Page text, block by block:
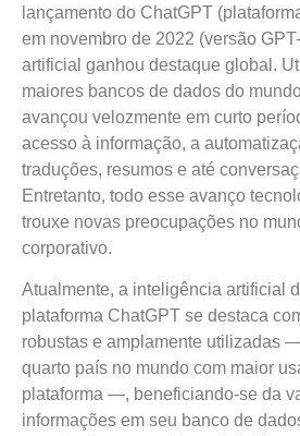
lançamento do ChatGPT
em novembro de 2022 (versão
artificial ganhou destaque global.
maiores bancos de dados do
avançou velozmente em curto
acesso à informação, a
traduções, resumos e até
Entretanto, todo esse avanço
trouxe novas preocupações no
corporativo.
Atualmente, a inteligência artificial
plataforma ChatGPT se destaca
robustas e amplamente utilizadas
quarto país no mundo com maior
plataforma —, beneficiando-se da
informações em seu banco de